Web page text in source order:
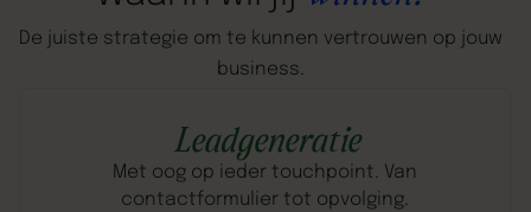
De juiste strategie om te kunnen vertrouwen op jouw
business.
Leadgeneratie
Met oog op ieder touchpoint. Van
contactformulier tot opvolging.